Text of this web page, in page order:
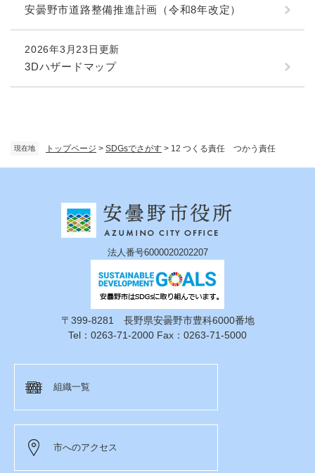
現在地 トップページ > SDGsでさがす > 12 つくる責任 つかう責任
安曇野市道路整備推進計画（令和8年改定）
2026年3月23日更新
3Dハザードマップ
法人番号6000020202207
〒399-8281 長野県安曇野市豊科6000番地
Tel：0263-71-2000 Fax：0263-71-5000
組織一覧
市へのアクセス